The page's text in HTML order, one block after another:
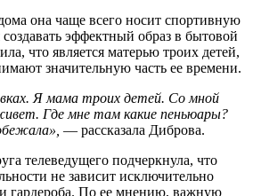
она чаще всего носит спортивную
эффектный образ в бытовой
что является матерью троих детей,
значительную часть ее времени.
Я мама троих детей. Со мной
Где мне там какие пеньюары?
— рассказала Диброва.
телеведущего подчеркнула, что
не зависит исключительно
гардероба. По ее мнению, важную